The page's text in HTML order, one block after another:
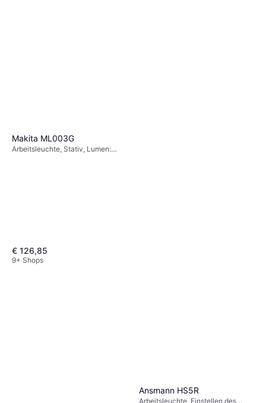
Makita ML003G
Arbeitsleuchte, Stativ, Lumen:
€ 126,85
9+ Shops
Ansmann HS5R
Arbeitsleuchte, Einstellen des